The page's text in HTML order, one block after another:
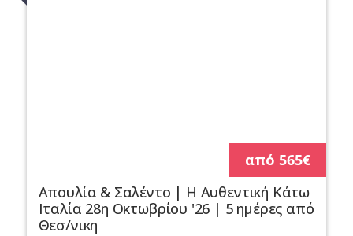
από 565€
Απουλία & Σαλέντο | Η Αυθεντική Κάτω
Ιταλία 28η Οκτωβρίου '26 | 5 ημέρες από
Θεσ/νικη